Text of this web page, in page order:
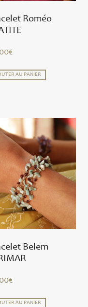
Roméo
€
AU PANIER
Belem
€
AU PANIER